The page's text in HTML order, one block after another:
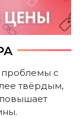
с
твёрдым,